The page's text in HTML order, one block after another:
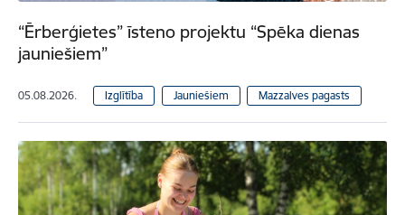
“Ērberģietes” īsteno projektu “Spēka dienas
jauniešiem”
05.08.2026. Izglītība Jauniešiem Mazzalves pagasts